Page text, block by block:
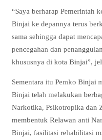
“Saya berharap Pemerintah
Binjai ke depannya terus
sama sehingga dapat
pencegahan dan
khususnya di kota Binjai”,
Sementara itu Pemko Binjai
Binjai telah melakukan
Narkotika, Psikotropika dan
membentuk Relawan anti
Binjai, fasilitasi rehabilitasi